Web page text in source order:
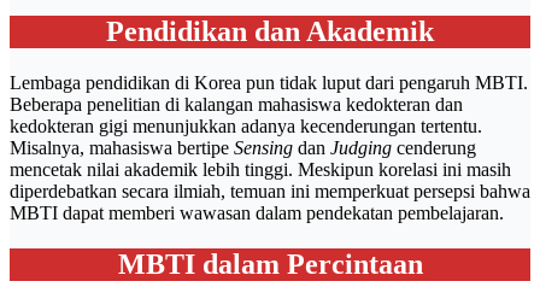
Pendidikan dan Akademik
Lembaga pendidikan di Korea pun tidak luput dari pengaruh MBTI.
Beberapa penelitian di kalangan mahasiswa kedokteran dan
kedokteran gigi menunjukkan adanya kecenderungan tertentu.
Misalnya, mahasiswa bertipe Sensing dan Judging cenderung
mencetak nilai akademik lebih tinggi. Meskipun korelasi ini masih
diperdebatkan secara ilmiah, temuan ini memperkuat persepsi bahwa
MBTI dapat memberi wawasan dalam pendekatan pembelajaran.
MBTI dalam Percintaan